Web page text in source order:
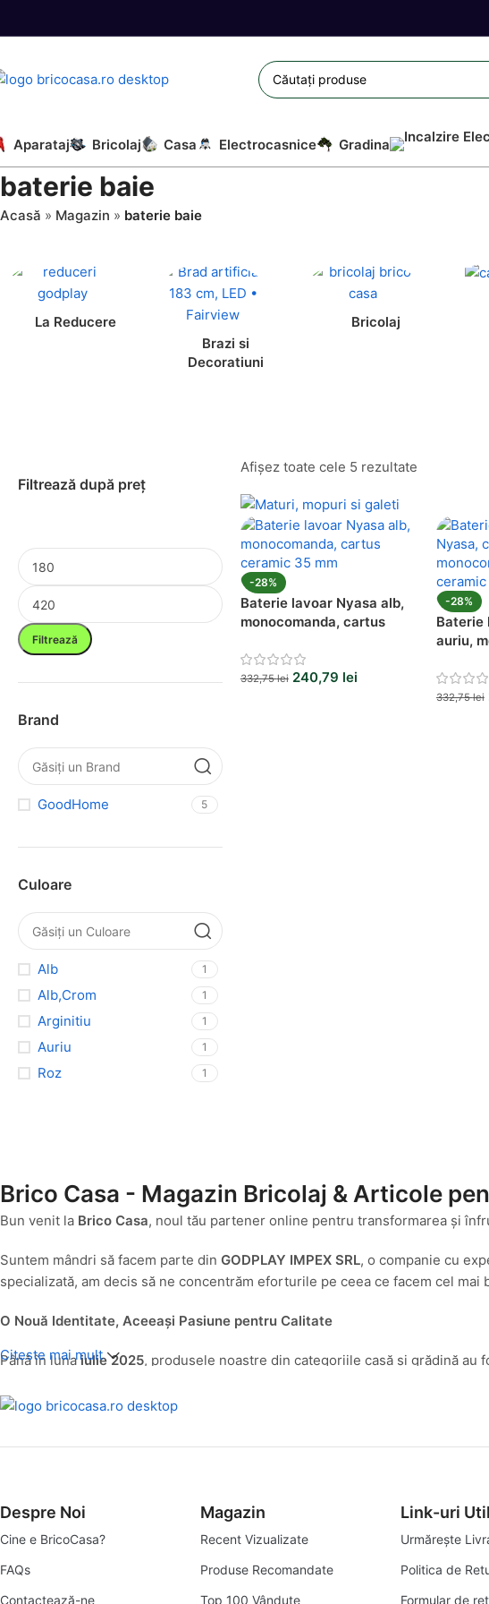
Aparataj Bricolaj Casa Electrocasnice Gradina
baterie baie
Acasă » Magazin » baterie baie
La Reducere
Brazi si
Decoratiuni
Bricolaj
Filtrează după preț
Filtrează
Brand
GoodHome 5
Culoare
Alb 1
Alb,Crom 1
Arginitiu 1
Auriu 1
Roz 1
Afișez toate cele 5 rezultate
-28%
Baterie lavoar Nyasa alb,
monocomanda, cartus
332,75lei 240,79 lei
-28%
Baterie
auriu,
332,75lei
Brico Casa - Magazin Bricolaj & Articole
Bun venit la Brico Casa, noul tău partener online pentru transformarea și
Suntem mândri să facem parte din GODPLAY IMPEX SRL, o companie cu
specializată, am decis să ne concentrăm eforturile pe ceea ce facem cel
O Nouă Identitate, Aceeași Pasiune pentru Calitate
Până în lunaiulie 2025, produsele noastre din categoriile casă și grădină au
misiunea noastră de a deveni destinația ta principală pentru tot ce
Ce Găsești la Brico Casa?
vrei să adaugi un plus de confort și stil spațiului tău, aici vei găsi:
Articole pentru Casă: De la accesorii utile la soluții inteligente de depozitare
Citeste mai mult
Despre Noi
Cine e BricoCasa?
FAQs
Contactează-ne
Magazin
Recent Vizualizate
Produse Recomandate
Top 100 Vândute
Link-uri
Urmărește
Politica de
Formular de